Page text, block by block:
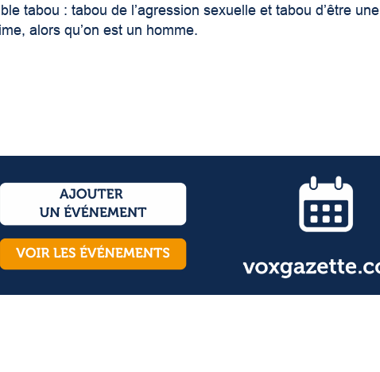
tabou : tabou de l’agression sexuelle et tabou d’être une
alors qu’on est un homme.